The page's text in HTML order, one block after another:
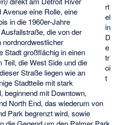
rt
el
in
D
e
tr
oi
t
eine Rolle, eine
in die 1960er-Jahre
die von der
nordnordwestlicher
Stadt großflächig in einen
die West Side und die
Straße liegen wie an
Stadtteile mit stark
beginnend mit Downtown,
North End, das wiederum von
Park begrenzt wird, sowie